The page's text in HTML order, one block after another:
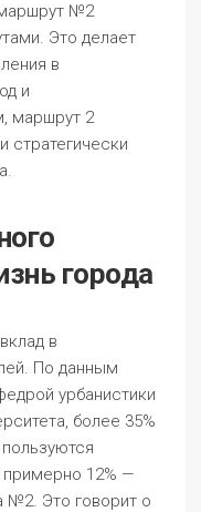
маршрут №2
Это делает
в
и
маршрут 2
стратегически
города
в
По данным
урбанистики
более 35%
12% —
№2. Это говорит о